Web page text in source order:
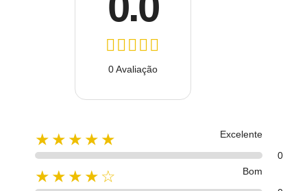
0 Avaliação
★★★★★
Excelente
0
★★★★☆
Bom